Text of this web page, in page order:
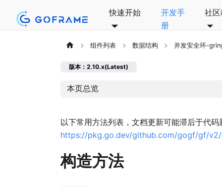
快速开始
开发手
册
社
组件列表 数据结构 并发安全环-
版本：2.10.x(Latest)
本页总览
以下常用方法列表，文档更新可能滞后于代
https://pkg.go.dev/github.com/gogf/gf/
构造方法